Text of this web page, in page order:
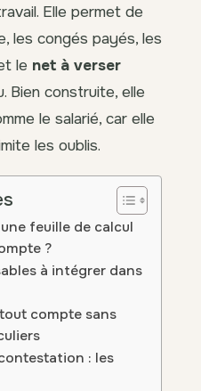
Elle permet de
les congés payés, les
le net à verser
Bien construite, elle
le salarié, car elle
les oublis.
feuille de calcul
?
à intégrer dans
compte sans
: les